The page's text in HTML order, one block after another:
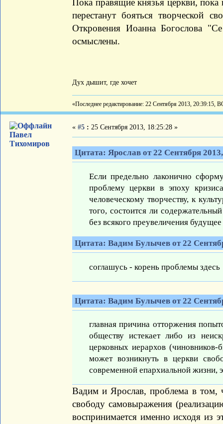
Пока правящие князья церкви, пока
перестанут бояться творческой
Откровения Иоанна Богослова
осмыслены.
Дух дышит, где хочет
«Последнее редактирование: 22 Сентября 2013, 20:39:15,
Павел
Тихомиров
« #5 : 25 Сентября 2013, 18:25:28 »
Цитата: Ярослав от 22 Сентября
Если предельно лаконично
проблему церкви в эпоху
человеческому творчеству, к
того, состоится ли
без всякого преувеличения
Цитата: Вадим Булычев от 22
соглашусь - корень проблемы здесь
Цитата: Вадим Булычев от 22
главная причина отторжения
обществу истекает либо из
церковных иерархов
может возникнуть в церкви
современной епархиальной жизни,
Вадим и Ярослав, проблема в том,
свободу самовыражения
воспринимается именно исходя из